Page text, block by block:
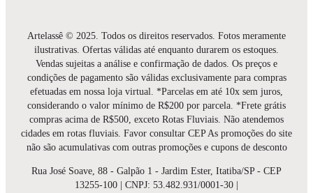
Artelassê © 2025. Todos os direitos reservados. Fotos meramente
ilustrativas. Ofertas válidas até enquanto durarem os estoques.
Vendas sujeitas a análise e confirmação de dados. Os preços e
condições de pagamento são válidas exclusivamente para compras
efetuadas em nossa loja virtual. *Parcelas em até 10x sem juros,
considerando o valor mínimo de R$200 por parcela. *Frete grátis
compras acima de R$500, exceto Rotas Fluviais. Não atendemos
cidades em rotas fluviais. Favor consultar CEP As promoções do site
não são acumulativas com outras promoções e cupons de desconto
Rua José Soave, 88 - Galpão 1 - Jardim Ester, Itatiba/SP - CEP
13255-100 | CNPJ: 53.482.931/0001-30 |